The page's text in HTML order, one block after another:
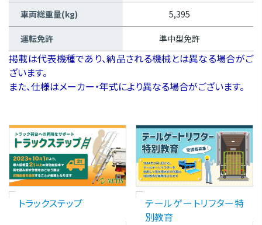
車両総重量(kg) 5,395
運転免許 準中型免許
掲載は代表機種であり、納品される機械とは異なる場合がご
ざいます。
また、仕様はメーカー・年式により異なる場合がございます。
トラックステップ
テールゲートリフター特
別教育